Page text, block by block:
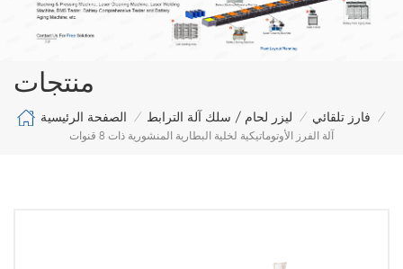
منتجات
الصفحة الرئيسية / ليزر لحام / سلك آلة الترابط / فارز تلقائي
/
آلة الفرز الأوتوماتيكية لخلية البطارية المنشورية ذات 8 قنوات